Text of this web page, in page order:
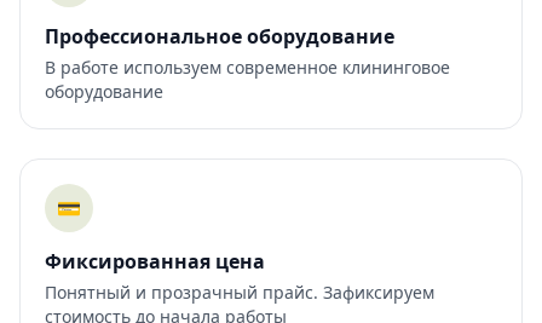
Профессиональное оборудование
В работе используем современное клининговое
оборудование
💳
Фиксированная цена
Понятный и прозрачный прайс. Зафиксируем
стоимость до начала работы